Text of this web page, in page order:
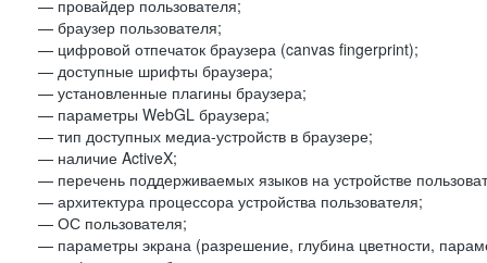
— провайдер пользователя;
— браузер пользователя;
— цифровой отпечаток браузера (canvas fingerprint);
— доступные шрифты браузера;
— установленные плагины браузера;
— параметры WebGL браузера;
— тип доступных медиа-устройств в браузере;
— наличие ActiveX;
— перечень поддерживаемых языков на устройстве
— архитектура процессора устройства пользователя;
— ОС пользователя;
— параметры экрана (разрешение, глубина цветности,